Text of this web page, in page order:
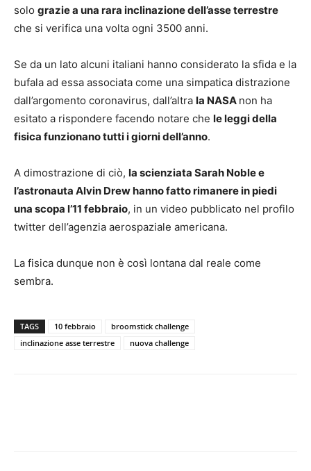
solo grazie a una rara inclinazione dell’asse terrestre
che si verifica una volta ogni 3500 anni.
Se da un lato alcuni italiani hanno considerato la sfida e la
bufala ad essa associata come una simpatica distrazione
dall’argomento coronavirus, dall’altra la NASA non ha
esitato a rispondere facendo notare che le leggi della
fisica funzionano tutti i giorni dell’anno.
A dimostrazione di ciò, la scienziata Sarah Noble e
l’astronauta Alvin Drew hanno fatto rimanere in piedi
una scopa l’11 febbraio, in un video pubblicato nel profilo
twitter dell’agenzia aerospaziale americana.
La fisica dunque non è così lontana dal reale come
sembra.
TAGS 10 febbraio
broomstick challenge
inclinazione asse terrestre
nuova challenge